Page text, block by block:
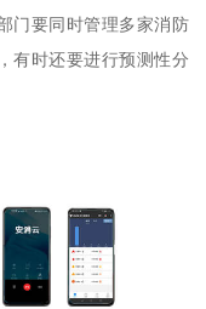
门要同时管理多家消防
有时还要进行预测性分